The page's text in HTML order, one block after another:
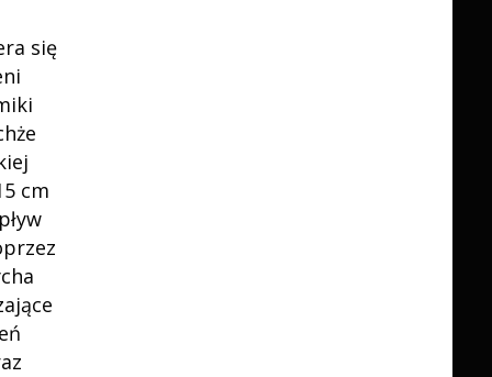
się
cm
a